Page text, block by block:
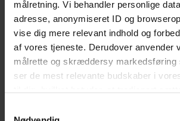
målretning. Vi behandler personlige
adresse, anonymiseret ID og
vise dig mere relevant indhold og
af vores tjeneste. Derudover anvender
målrette og skræddersy markedsføring
ser de mest relevante budskaber i
bruge følgende teknologier, fordi vi
Zeleste
gårdhave.